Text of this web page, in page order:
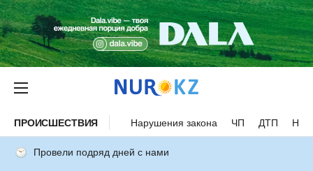
ПРОИСШЕСТВИЯ Нарушения закона ЧП ДТП
Провели подряд дней с нами